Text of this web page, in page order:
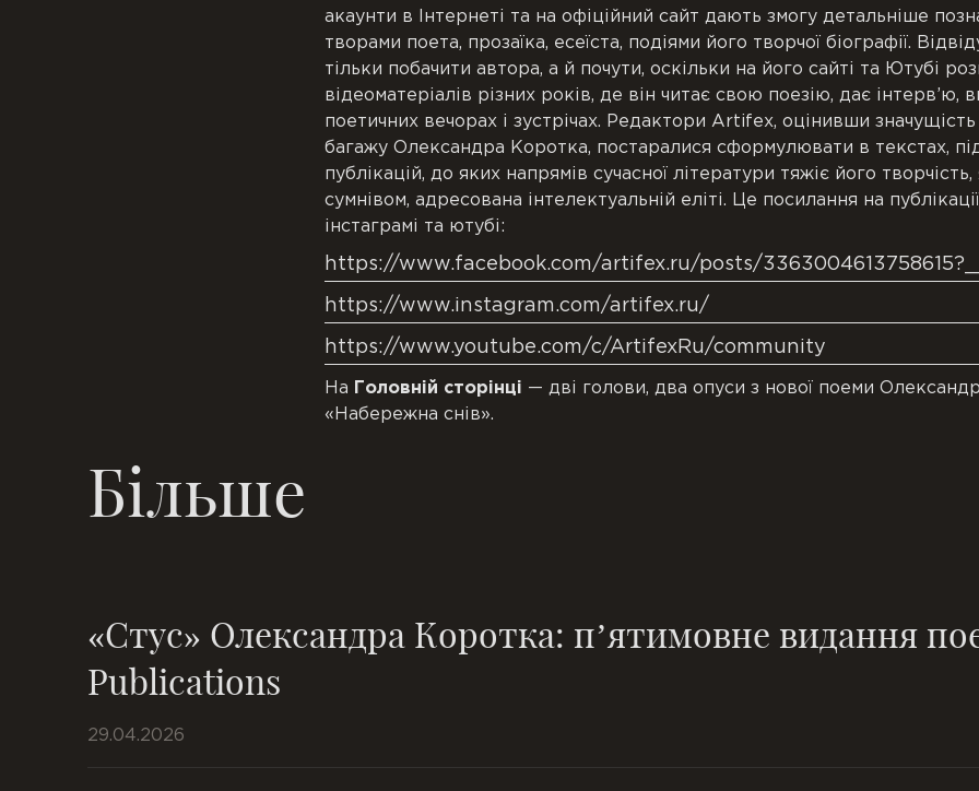
акаунти в Інтернеті та на офіційний сайт дають змогу детальніше
творами поета, прозаїка, есеїста, подіями його творчої біографії.
тільки побачити автора, а й почути, оскільки на його сайті та Ютубі
відеоматеріалів різних років, де він читає свою поезію, дає інтерв’ю,
поетичних вечорах і зустрічах. Редактори Artifex, оцінивши
багажу Олександра Коротка, постаралися сформулювати в текстах,
публікацій, до яких напрямів сучасної літератури тяжіє його творчість,
сумнівом, адресована інтелектуальній еліті. Це посилання на
інстаграмі та ютубі:
https://www.facebook.com/artifex.ru/posts/
https://www.instagram.com/artifex.ru/
https://www.youtube.com/c/ArtifexRu/community
На Головній сторінці — дві голови, два опуси з нової поеми
«Набережна снів».
Більше
«Стус» Олександра Коротка: п’ятимовне видання
Publications
29.04.2026